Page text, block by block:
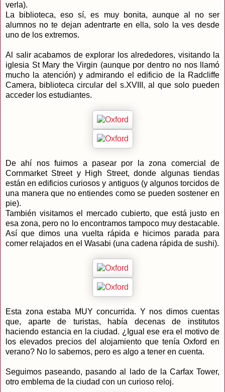
verla).
La biblioteca, eso sí, es muy bonita, aunque al no ser
alumnos no te dejan adentrarte en ella, solo la ves desde
uno de los extremos.
Al salir acabamos de explorar los alrededores, visitando la
iglesia St Mary the Virgin (aunque por dentro no nos llamó
mucho la atención) y admirando el edificio de la Radcliffe
Camera, biblioteca circular del s.XVIII, al que solo pueden
acceder los estudiantes.
De ahí nos fuimos a pasear por la zona comercial de
Cornmarket Street y High Street, donde algunas tiendas
están en edificios curiosos y antiguos (y algunos torcidos de
una manera que no entiendes como se pueden sostener en
pie).
También visitamos el mercado cubierto, que está justo en
esa zona, pero no lo encontramos tampoco muy destacable.
Así que dimos una vuelta rápida e hicimos parada para
comer relajados en el Wasabi (una cadena rápida de sushi).
Esta zona estaba MUY concurrida. Y nos dimos cuentas
que, aparte de turistas, había decenas de institutos
haciendo estancia en la ciudad. ¿Igual ese era el motivo de
los elevados precios del alojamiento que tenía Oxford en
verano? No lo sabemos, pero es algo a tener en cuenta.
Seguimos paseando, pasando al lado de la Carfax Tower,
otro emblema de la ciudad con un curioso reloj.